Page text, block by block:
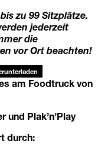
zu 99 Sitzplätze.
jederzeit
die
vor Ort beachten!
am Foodtruck von
und Plak’n’Play
durch: